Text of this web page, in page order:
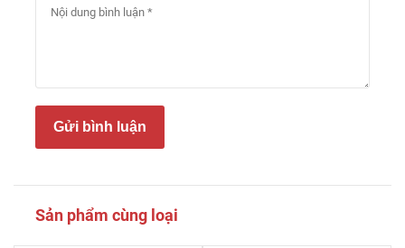
Gửi bình luận
Sản phẩm cùng loại